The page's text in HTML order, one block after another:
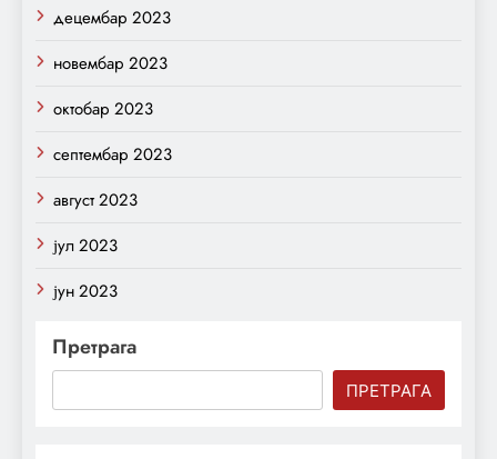
децембар 2023
новембар 2023
октобар 2023
септембар 2023
август 2023
јул 2023
јун 2023
Претрага
ПРЕТРАГА